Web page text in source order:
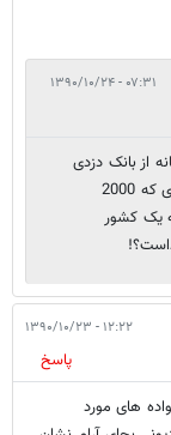
۰۷:۳۱ - ۱۳۹۰/۱۰/۲۴
از بانک دزدی
کرده باید اعدام بشه پس تکلیف اون آقازاده ای که 2000
یک کشور
۱۲:۲۲ - ۱۳۹۰/۱۰/۲۳
پاسخ
های مورد